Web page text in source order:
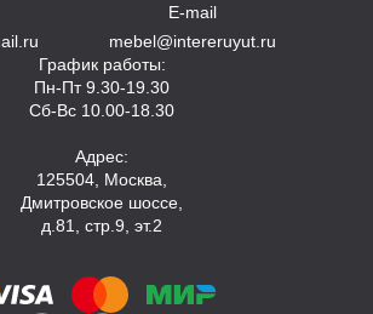
E-mail
mebel@intereruyut.ru
График работы:
Пн-Пт 9.30-19.30
Сб-Вс 10.00-18.30
Адрес:
125504, Москва,
Дмитровское шоссе,
д.81, стр.9, эт.2